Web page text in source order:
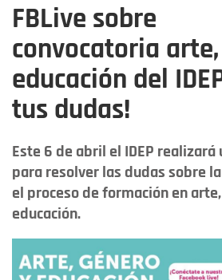
FBLive sobre
convocatoria
educación del
tus dudas!
Este 6 de abril el IDEP realizará
para resolver las dudas sobre
el proceso de formación en
educación.